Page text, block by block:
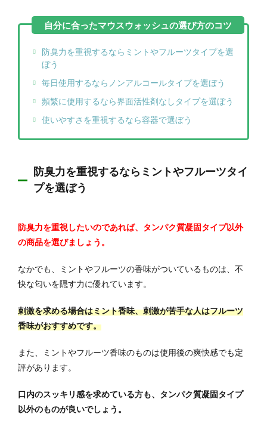
防臭力を重視するならミントやフルーツタイプを選
ぼう
毎日使用するならノンアルコールタイプを選ぼう
頻繁に使用するなら界面活性剤なしタイプを選ぼう
使いやすさを重視するなら容器で選ぼう
防臭力を重視するならミントやフルーツタイ
プを選ぼう
防臭力を重視したいのであれば、タンパク質凝固タイプ以外
の商品を選びましょう。
なかでも、ミントやフルーツの香味がついているものは、不
快な匂いを隠す力に優れています。
刺激を求める場合はミント香味、刺激が苦手な人はフルーツ
香味がおすすめです。
また、ミントやフルーツ香味のものは使用後の爽快感でも定
評があります。
口内のスッキリ感を求めている方も、タンパク質凝固タイプ
以外のものが良いでしょう。